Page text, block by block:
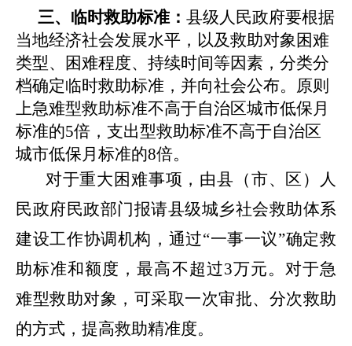
三、临时救助标准： 县级人民政府要根据
当地经济社会发展水平，以及救助对象困难
类型、困难程度、持续时间等因素，分类分
档确定临时救助标准，并向社会公布。原则
上急难型救助标准不高于自治区城市低保月
标准的5倍，支出型救助标准不高于自治区
城市低保月标准的8倍。
对于重大困难事项，由县（市、区）人
民政府民政部门报请县级城乡社会救助体系
建设工作协调机构，通过“一事一议”确定救
助标准和额度，最高不超过3万元。对于急
难型救助对象，可采取一次审批、分次救助
的方式，提高救助精准度。